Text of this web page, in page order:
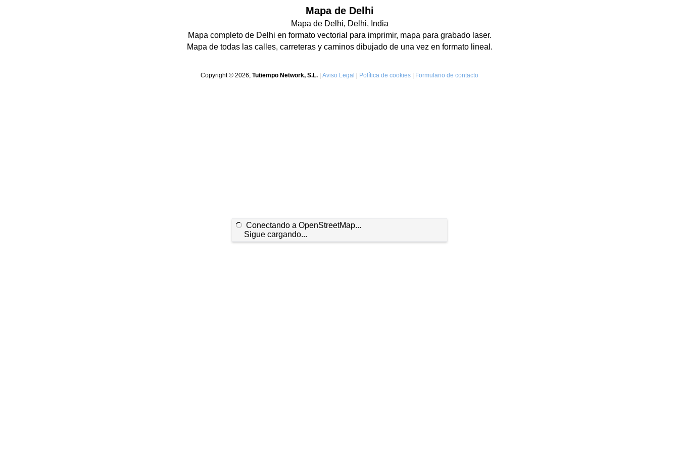
Conectando a OpenStreetMap...
Sigue cargando...
Mapa de Delhi
Mapa de Delhi, Delhi, India
Mapa completo de Delhi en formato vectorial para imprimir, mapa para grabado laser.
Mapa de todas las calles, carreteras y caminos dibujado de una vez en formato lineal.
Copyright © 2026, Tutiempo Network, S.L. Aviso Legal Política de cookies Formulario de contacto